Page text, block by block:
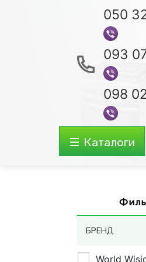
050
093
098
Каталоги
Ноутбуки
БРЕНД
World